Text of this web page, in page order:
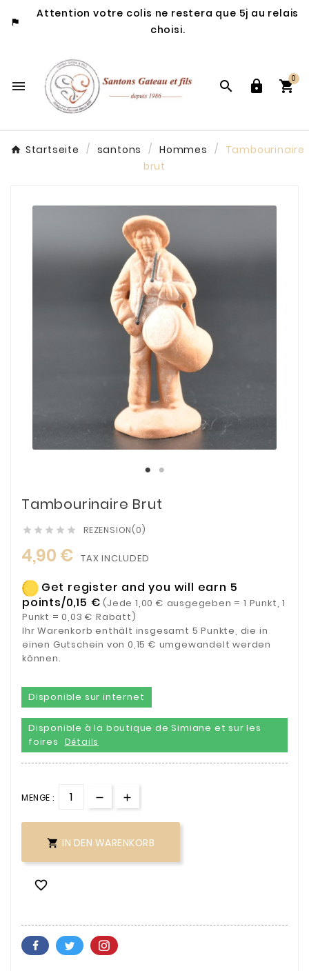

Attention votre colis ne restera que 5j au relais
choisi.
   
0
Startseite santons Hommes
Tambourinaire
brut
Tambourinaire Brut
     REZENSION(0)
4,90 € TAX INCLUDED
Get register and you will earn 5
points/0,15 € (Jede 1,00 € ausgegeben = 1 Punkt, 1
Punkt = 0,03 € Rabatt)
Ihr Warenkorb enthält insgesamt 5 Punkte, die in
einen Gutschein von 0,15 € umgewandelt werden
können.
Disponible sur internet
Disponible à la boutique de Simiane et sur les
foires
Détails
MENGE :
 IN DEN WARENKORB
